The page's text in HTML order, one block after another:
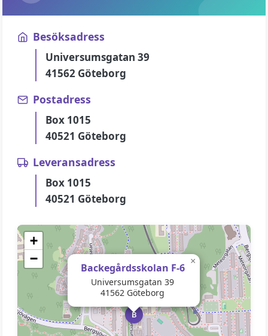
Besöksadress
Universumsgatan 39
41562 Göteborg
Postadress
Box 1015
40521 Göteborg
Leveransadress
Box 1015
40521 Göteborg
B
Backegårdsskolan F-6
Universumsgatan 39
41562 Göteborg
×
+
−